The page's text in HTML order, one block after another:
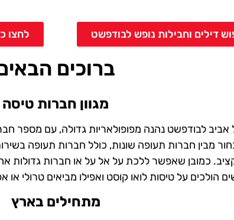
דילים וחבילות נופש לבודפשט לחצו
ברוכים
מגוון חברות טיסה
אביב לבודפשט נהנה מפופולאריות גדולה, עם מספר
מבין חברות תעופה שונות, כולל חברות תעופה
כמובן שאפשר ללכת על אל על או חברות גדולות
הולכים על טיסות לואו קוסט ואפילו מביאים טרולי או
מתחילים בארץ